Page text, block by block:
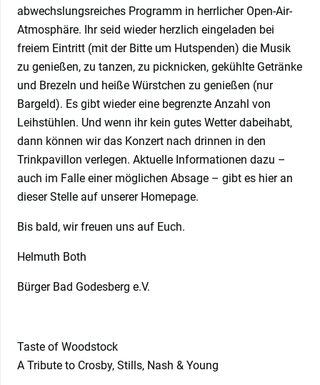
abwechslungsreiches Programm in herrlicher Open-Air-
Atmosphäre. Ihr seid wieder herzlich eingeladen bei
freiem Eintritt (mit der Bitte um Hutspenden) die Musik
zu genießen, zu tanzen, zu picknicken, gekühlte Getränke
und Brezeln und heiße Würstchen zu genießen (nur
Bargeld). Es gibt wieder eine begrenzte Anzahl von
Leihstühlen. Und wenn ihr kein gutes Wetter dabeihabt,
dann können wir das Konzert nach drinnen in den
Trinkpavillon verlegen. Aktuelle Informationen dazu –
auch im Falle einer möglichen Absage – gibt es hier an
dieser Stelle auf unserer Homepage.
Bis bald, wir freuen uns auf Euch.
Helmuth Both
Bürger Bad Godesberg e.V.
Taste of Woodstock
A Tribute to Crosby, Stills, Nash & Young